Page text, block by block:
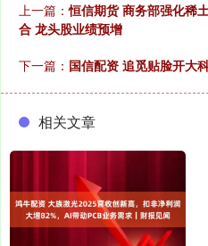
上一篇：恒信期货 商务部强化稀
合 龙头股业绩预增
下一篇： 国信配资 追觅贴脸开大
相关文章